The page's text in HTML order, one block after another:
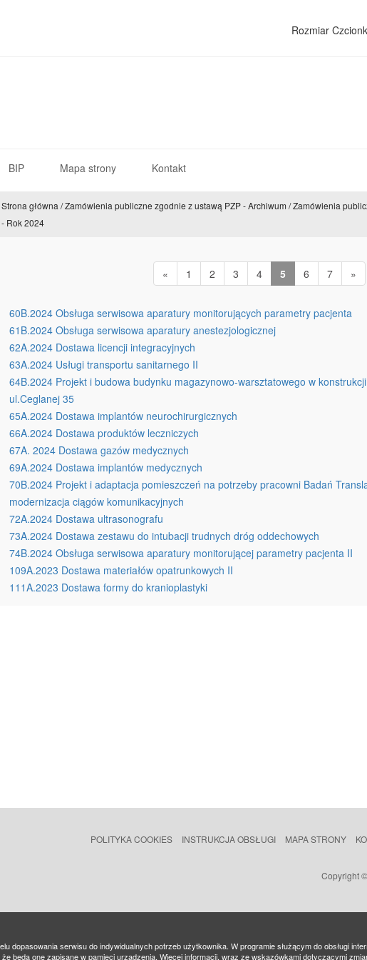
Rozmiar
BIP Mapa strony Kontakt
Strona główna /Zamówienia publiczne zgodnie z ustawą PZP - Archiwum /Zamówienia
- Rok 2024
« 1 2 3 4 5 6 7 »
60B.2024 Obsługa serwisowa aparatury monitorujących parametry pacjenta
61B.2024 Obsługa serwisowa aparatury anestezjologicznej
62A.2024 Dostawa licencji integracyjnych
63A.2024 Usługi transportu sanitarnego II
64B.2024 Projekt i budowa budynku magazynowo-warsztatowego w
ul.Ceglanej 35
65A.2024 Dostawa implantów neurochirurgicznych
66A.2024 Dostawa produktów leczniczych
67A. 2024 Dostawa gazów medycznych
69A.2024 Dostawa implantów medycznych
70B.2024 Projekt i adaptacja pomieszczeń na potrzeby pracowni Badań
modernizacja ciągów komunikacyjnych
72A.2024 Dostawa ultrasonografu
73A.2024 Dostawa zestawu do intubacji trudnych dróg oddechowych
74B.2024 Obsługa serwisowa aparatury monitorującej parametry pacjenta II
109A.2023 Dostawa materiałów opatrunkowych II
111A.2023 Dostawa formy do kranioplastyki
POLITYKA COOKIES INSTRUKCJA OBSŁUGI MAPA STRONY
Copyright
serwisu do indywidualnych potrzeb użytkownika. W programie służącym do obsługi
będą one zapisane w pamięci urządzenia. Więcej informacji, wraz ze wskazówkami dotyczącymi